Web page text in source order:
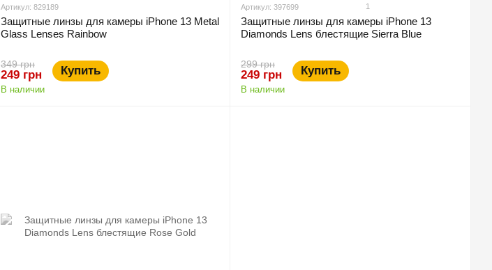
Артикул: 829189
Защитные линзы для камеры iPhone 13 Metal
Glass Lenses Rainbow
349 грн
249 грн Купить
В наличии
Артикул: 397699 1
Защитные линзы для камеры iPhone 13
Diamonds Lens блестящие Sierra Blue
299 грн
249 грн Купить
В наличии